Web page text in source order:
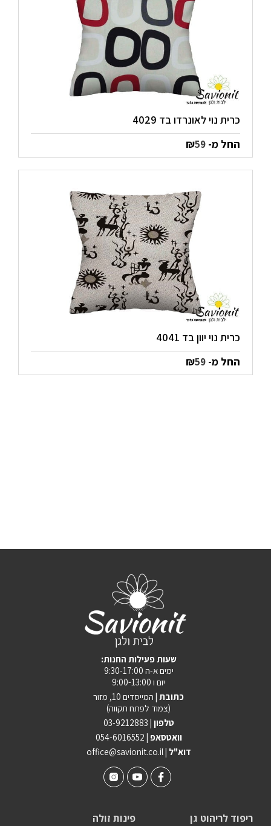
כרית נוי לאונרדו בד 4029
החל מ-
₪59
כרית נוי יוון בד 4041
החל מ-
₪59
:שעות פעילות החנות
ימים א-ה 9:30-17:00
יום ו 9:00-13:00
כתובת | המייסדים 10, מזור
(צמוד לפתח תקווה)
טלפון | 03-9212883
וואטסאפ | 054-6016552
office@savionit.co.il | דוא"ל
פינות זולה
ריפוד לריהוט גן